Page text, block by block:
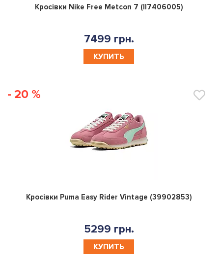
0
Кросівки Nike Free Metcon 7 (II7406005)
7499 грн.
КУПИТЬ
- 20 %
0
Кросівки Puma Easy Rider Vintage (39902853)
5299 грн.
КУПИТЬ